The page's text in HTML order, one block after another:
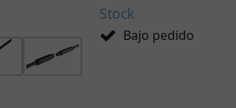
Stock
Bajo pedido